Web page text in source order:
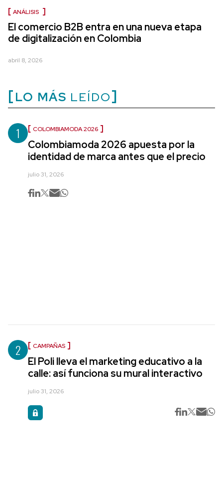
ANÁLISIS
El comercio B2B entra en una nueva etapa
de digitalización en Colombia
abril 8, 2026
LO MÁS LEÍDO
1 COLOMBIAMODA 2026
Colombiamoda 2026 apuesta por la
identidad de marca antes que el precio
julio 31, 2026
2 CAMPAÑAS
El Poli lleva el marketing educativo a la
calle: así funciona su mural interactivo
julio 31, 2026